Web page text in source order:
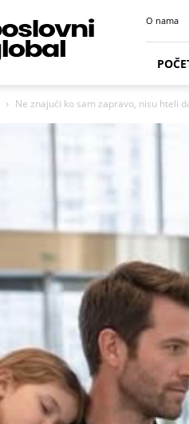
O nama
Ne znajući ko sam zapravo, nisu hteli